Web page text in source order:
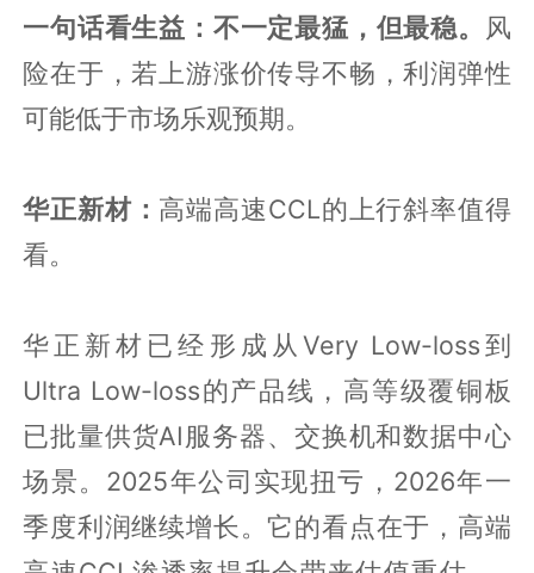
一句话看生益：不一定最猛，但最稳。
风
险在于，若上游涨价传导不畅，利润弹性
可能低于市场乐观预期。
华正新材： 高端高速CCL的上行斜率值得
看。
华正新材已经形成从Very Low-loss到
Ultra Low-loss的产品线，高等级覆铜板
已批量供货AI服务器、交换机和数据中心
场景。2025年公司实现扭亏，2026年一
季度利润继续增长。它的看点在于，高端